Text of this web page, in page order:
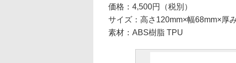
価格：4,500円（税別）
サイズ：高さ120mm×幅68mm×厚
素材：ABS樹脂 TPU